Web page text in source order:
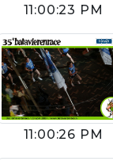
11:00:23 PM
11:00:26 PM